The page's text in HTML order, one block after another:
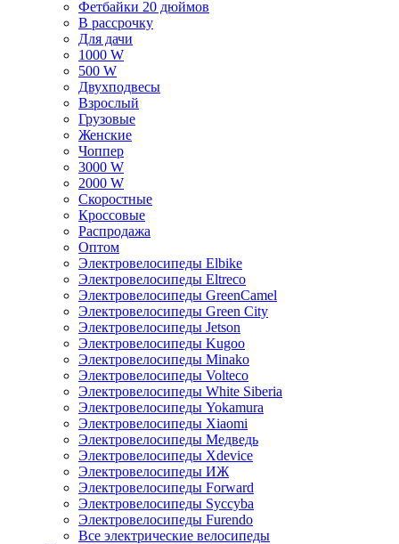
Фетбайки 20 дюймов
В рассрочку
Для дачи
1000 W
500 W
Двухподвесы
Взрослый
Грузовые
Женские
Чоппер
3000 W
2000 W
Скоростные
Кроссовые
Распродажа
Оптом
Электровелосипеды Elbike
Электровелосипеды Eltreco
Электровелосипеды GreenCamel
Электровелосипеды Green City
Электровелосипеды Jetson
Электровелосипеды Kugoo
Электровелосипеды Minako
Электровелосипеды Volteco
Электровелосипеды White Siberia
Электровелосипеды Yokamura
Электровелосипеды Xiaomi
Электровелосипеды Медведь
Электровелосипеды Xdevice
Электровелосипеды ИЖ
Электровелосипеды Forward
Электровелосипеды Syccyba
Электровелосипеды Furendo
Все электрические велосипеды